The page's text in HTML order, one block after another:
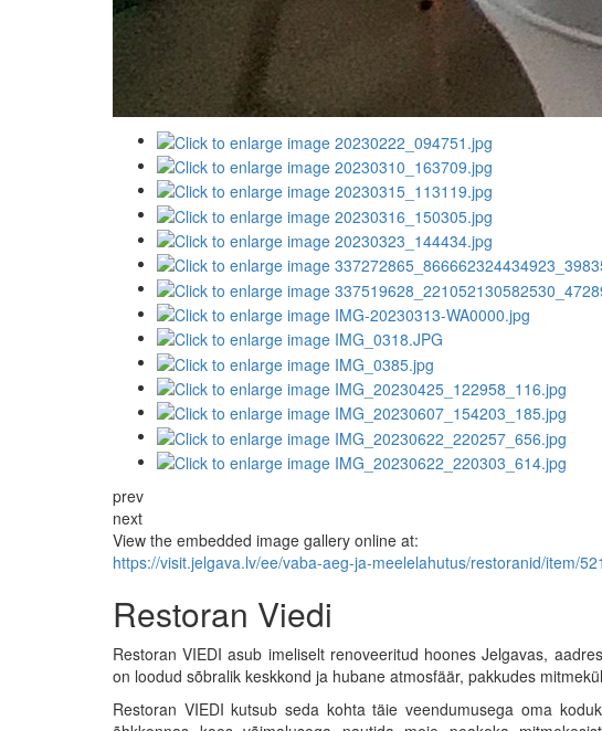
prev
next
View the embedded image gallery online at:
https://visit.jelgava.lv/ee/vaba-aeg-ja-meelelahutus/restoranid/item/
Restoran Viedi
Restoran VIEDI asub imeliselt renoveeritud hoones Jelgavas,
on loodud sõbralik keskkond ja hubane atmosfäär, pakkudes
Restoran VIEDI kutsub seda kohta täie veendumusega oma